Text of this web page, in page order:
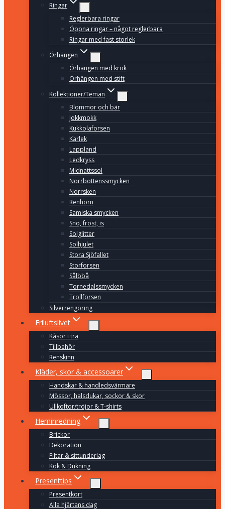
Ringar
Reglerbara ringar
Öppna ringar – något reglerbara
Ringar med fast storlek
Örhängen
Örhängen med krok
Örhängen med stift
Kollektioner/Teman
Blommor och bär
Jokkmokk
Kukkolaforsen
Kärlek
Lappland
Ledkryss
Midnattssol
Norrbottenssmycken
Norrsken
Renhorn
Samiska smycken
Snö, frost, is
Solglitter
Solhjulet
Stora Sjöfallet
Storforsen
Sålbbå
Tornedalssmycken
Trollforsen
Silverrengöring
Friluftslivet
Kåsor i trä
Tillbehör
Renskinn
Kläder, skor & accessoarer
Handskar & handledsvärmare
Mössor, halsdukar, sockor & skor
Ullkoftor/tröjor & T-shirts
Heminredning
Brickor
Dekoration
Filtar & sittunderlag
Kök & Dukning
Presenttips
Presentkort
Alla hjärtans dag